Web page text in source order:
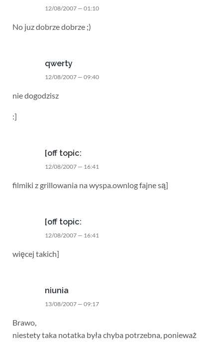
12/08/2007 — 01:10
No juz dobrze dobrze ;)
qwerty
12/08/2007 — 09:40
nie dogodzisz
:]
[off topic:
12/08/2007 — 16:41
filmiki z grillowania na wyspa.ownlog fajne są]
[off topic:
12/08/2007 — 16:41
więcej takich]
niunia
13/08/2007 — 09:17
Brawo,
niestety taka notatka była chyba potrzebna, ponieważ